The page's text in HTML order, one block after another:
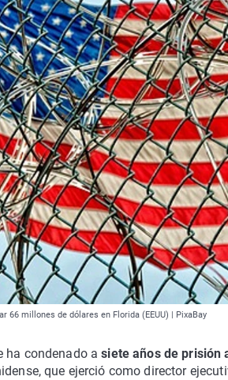
66 millones de dólares en Florida (EEUU) | PixaBay
ha condenado asiete años de prisión
que ejerció como director